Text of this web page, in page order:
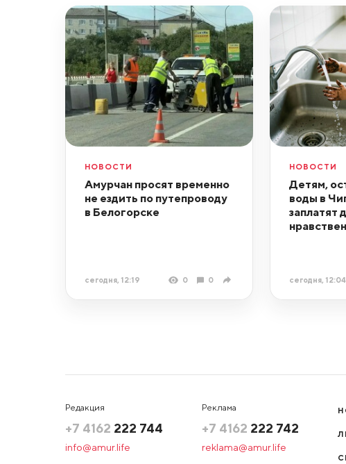
НОВОСТИ
Амурчан просят временно
не ездить по путепроводу
в Белогорске
сегодня, 12:19 0 0
НОВОСТИ
Детям,
воды в
заплатят
сегодня, 12:04
Редакция
+7 4162 222 744
info@amur.life
Реклама
+7 4162 222 742
reklama@amur.life